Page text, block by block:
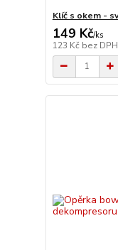
Klíč s okem -
149 Kč/ks
123 Kč bez DPH